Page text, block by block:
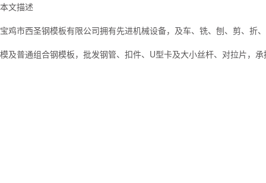
本文描述
宝鸡市西圣钢模板有限公司拥有先进机械设备，及车、铣、刨、剪、
模及普通组合钢模板，批发钢管、扣件、U型卡及大小丝杆、对拉片，